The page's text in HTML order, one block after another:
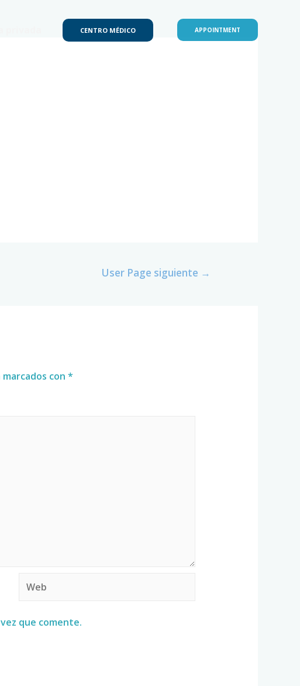
CENTRO MÉDICO APPOINTMENT
User Page siguiente →
con *
que comente.